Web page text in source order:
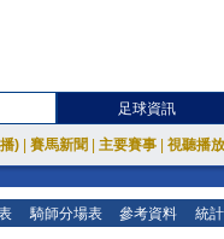
足球資訊
) 賽馬新聞 主要賽事 視聽播
騎師分場表 參考資料 統